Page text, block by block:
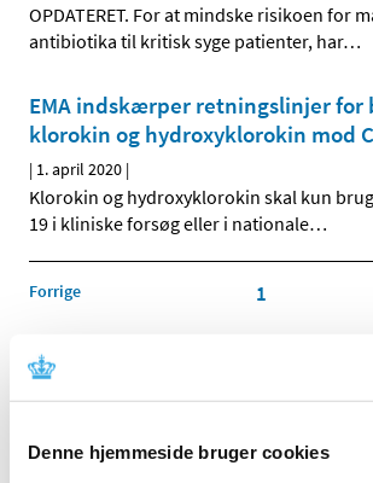
Denne hjemmeside bruger cookies
OPDATERET. For at mindske risikoen for
antibiotika til kritisk syge patienter, har…
EMA indskærper retningslinjer for
klorokin og hydroxyklorokin mod
| 1. april 2020 |
Klorokin og hydroxyklorokin skal kun
19 i kliniske forsøg eller i nationale…
Forrige 1
Alle (2506)
2026 (84)